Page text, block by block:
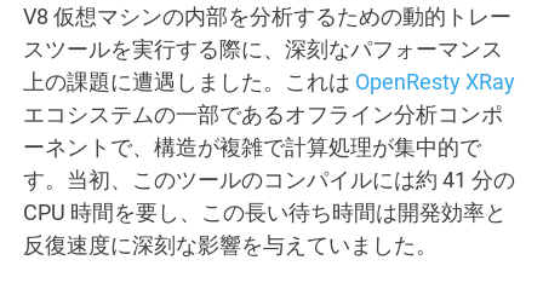
V8 仮想マシンの内部を分析するための動的トレー
スツールを実行する際に、深刻なパフォーマンス
上の課題に遭遇しました。これは OpenResty XRay
エコシステムの一部であるオフライン分析コンポ
ーネントで、構造が複雑で計算処理が集中的で
す。当初、このツールのコンパイルには約 41 分の
CPU 時間を要し、この長い待ち時間は開発効率と
反復速度に深刻な影響を与えていました。